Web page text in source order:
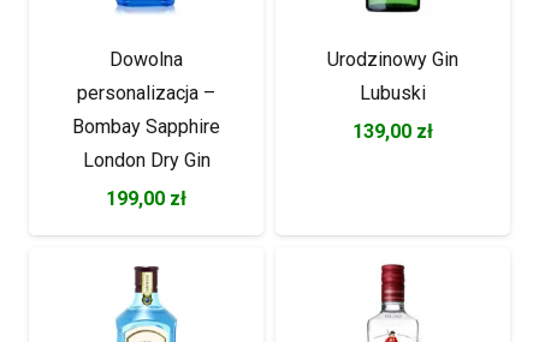
Dowolna
personalizacja –
Bombay Sapphire
London Dry Gin
199,00 zł
Urodzinowy Gin
Lubuski
139,00 zł